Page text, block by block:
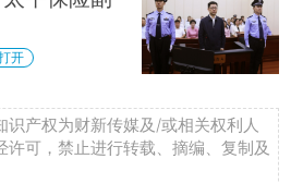
开
识产权为财新传媒及/或相关权利人
许可，禁止进行转载、摘编、复制及